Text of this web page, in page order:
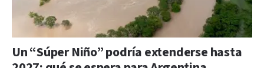
Un “Súper Niño” podría extenderse hasta